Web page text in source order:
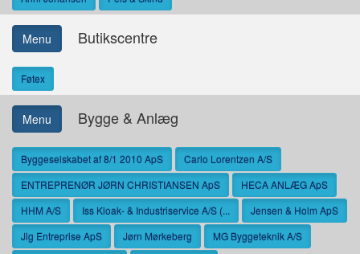
Menu Butikscentre
Føtex
Menu Bygge & Anlæg
Byggeselskabet af 8/1 2010 ApS
Carlo Lorentzen A/S
ENTREPRENØR JØRN CHRISTIANSEN ApS
HECA ANLÆG ApS
HHM A/S
Iss Kloak- & Industriservice A/S (...
Jensen & Holm ApS
Jlg Entreprise ApS
Jørn Mørkeberg
MG Byggeteknik A/S